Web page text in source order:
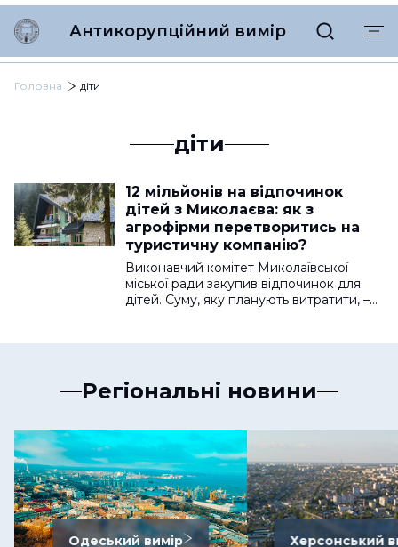
Антикорупційний вимір
Головна діти
діти
12 мільйонів на відпочинок
дітей з Миколаєва: як з
агрофірми перетворитись на
туристичну компанію?
Виконавчий комітет Миколаївської
міської ради закупив відпочинок для
дітей. Суму, яку планують витратити, –…
Регіональні новини
Одеський вимір Херсонський